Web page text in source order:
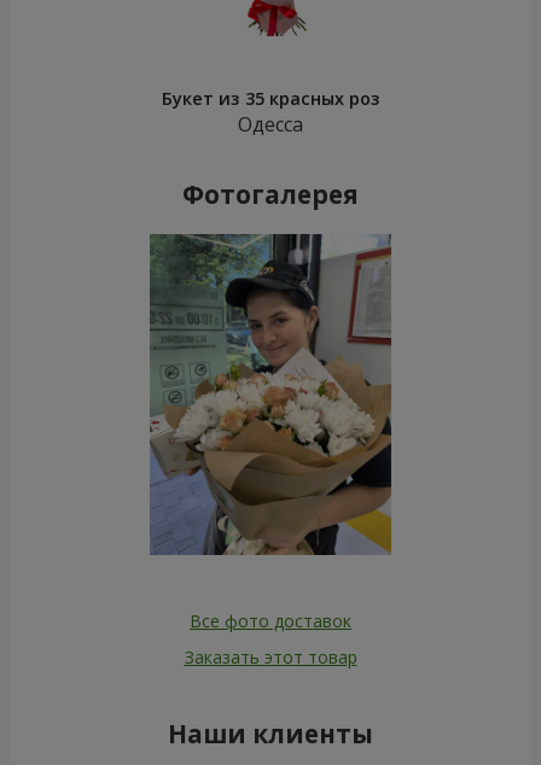
Букет из 35 красных роз
Одесса
Фотогалерея
Все фото доставок
Заказать этот товар
Наши клиенты